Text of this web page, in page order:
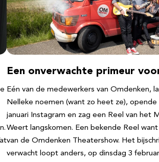
Een onverwachte primeur
Eén van de medewerkers van Omdenken,
Nelleke noemen (want zo heet ze),
januari Instagram en zag een Reel van het
Weert langskomen. Een bekende Reel
van de Omdenken Theatershow. Het
verwacht loopt anders, op dinsdag 3